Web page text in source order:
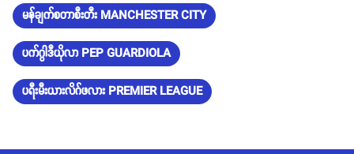
မန်ချက်စတာစီးတီး MANCHESTER CITY
ပက်ဂွါဒီယိုလာ PEP GUARDIOLA
ပရီးမီးယားလိဂ်ဖလား PREMIER LEAGUE